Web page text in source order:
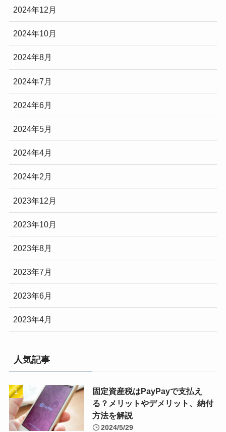
2024年12月
2024年10月
2024年8月
2024年7月
2024年6月
2024年5月
2024年4月
2024年2月
2023年12月
2023年10月
2023年8月
2023年7月
2023年6月
2023年4月
人気記事
固定資産税はPayPayで支払え
る？メリットやデメリット、納付
方法を解説
2024/5/29